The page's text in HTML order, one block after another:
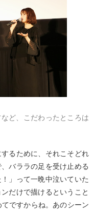
ど、こだわったところは
るために、それこそどれ
バララの足を受け止める
」って一晩中泣いていた
だけで描けるということ
ですからね。あのシーン